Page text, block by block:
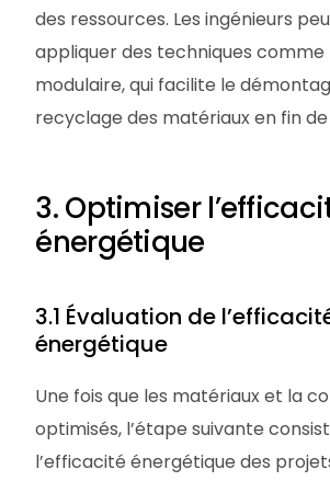
des ressources. Les ingénieurs
appliquer des techniques
modulaire, qui facilite le
recyclage des matériaux en fin de
3. Optimiser
énergétique
3.1 Évaluation de
énergétique
Une fois que les matériaux et la
optimisés, l’étape suivante
l’efficacité énergétique des